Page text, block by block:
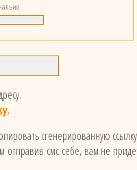
.
сгенерированную
смс себе, вам не